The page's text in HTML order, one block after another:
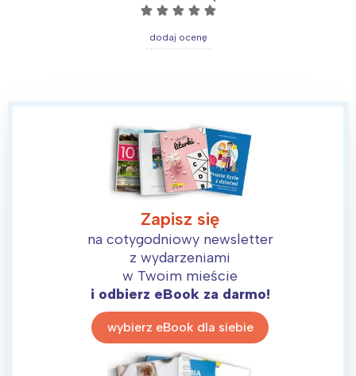
☆ ☆ ☆ ☆ ☆
dodaj ocenę
Zapisz się
na cotygodniowy newsletter
z wydarzeniami
w Twoim mieście
i odbierz eBook za darmo!
wybierz eBook dla siebie